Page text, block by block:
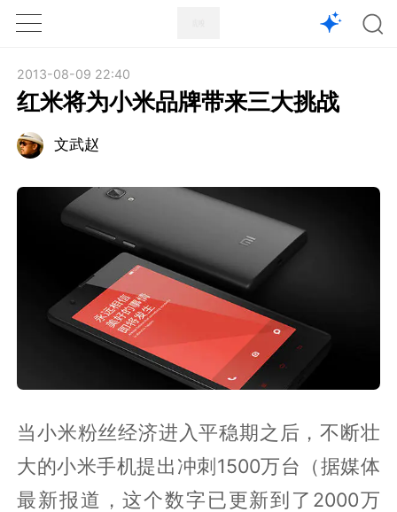
1X
2013-08-09 22:40
红米将为小米品牌带来三大挑战
文武赵
当小米粉丝经济进入平稳期之后，不断壮
大的小米手机提出冲刺1500万台（据媒体
最新报道，这个数字已更新到了2000万